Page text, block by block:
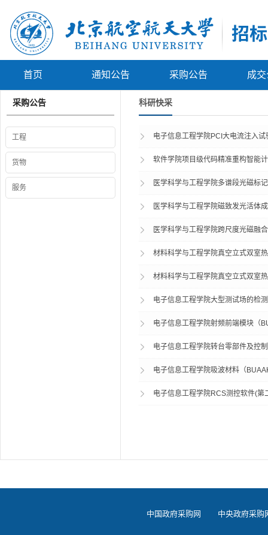
首页 通知公告 采购公告 成
采购公告
工程
货物
服务
科研快采
电子信息工程学院PCI大电流注入
软件学院项目级代码精准重构智能
医学科学与工程学院多谱段光磁标
医学科学与工程学院磁致发光活体
医学科学与工程学院跨尺度光磁融
材料科学与工程学院真空立式双室
材料科学与工程学院真空立式双室
电子信息工程学院大型测试场的检
电子信息工程学院射频前端模块（
电子信息工程学院转台零部件及控
电子信息工程学院吸波材料（
电子信息工程学院RCS测控软件(
中国政府采购网 中央政府采购